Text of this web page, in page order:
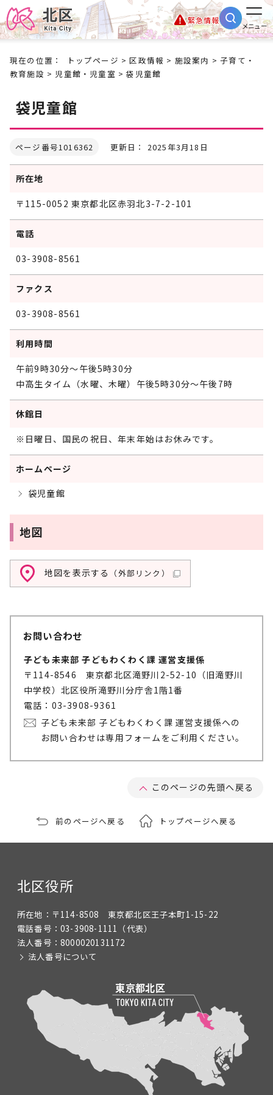
緊急情報
メニュー
現在の位置： トップページ >区政情報 > 施設案内 >子育て・
教育施設 > 児童館・児童室 > 袋児童館
袋児童館
ページ番号1016362 更新日： 2025年3月18日
所在地
〒115-0052 東京都北区赤羽北3-7-2-101
電話
03-3908-8561
ファクス
03-3908-8561
利用時間
午前9時30分～午後5時30分
中高生タイム（水曜、木曜）午後5時30分～午後7時
休館日
※日曜日、国民の祝日、年末年始はお休みです。
ホームページ
袋児童館
地図
地図を表示する （外部リンク）
お問い合わせ
子ども未来部 子どもわくわく課 運営支援係
〒114-8546 東京都北区滝野川2-52-10（旧滝野川
中学校）北区役所滝野川分庁舎1階1番
電話：03-3908-9361
子ども未来部 子どもわくわく課 運営支援係への
お問い合わせは専用フォームをご利用ください。
このページの先頭へ戻る
前のページへ戻る トップページへ戻る
北区役所
所在地： 〒114-8508 東京都北区王子本町1-15-22
電話番号： 03-3908-1111 （代表）
法人番号： 8000020131172
法人番号について